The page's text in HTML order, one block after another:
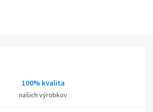
100% kvalita
našich výrobkov